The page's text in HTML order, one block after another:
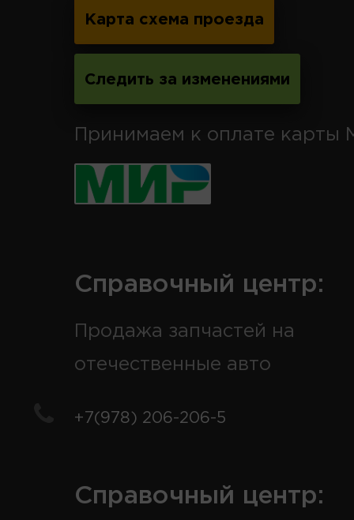
Карта схема проезда
Следить за изменениями
Принимаем к оплате карты
Справочный центр:
Продажа запчастей на
отечественные авто
+7(978) 206-206-5
Справочный центр: